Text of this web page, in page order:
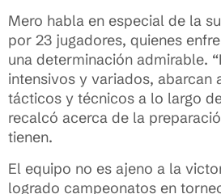
Mero habla en especial de la
por 23 jugadores, quienes
una determinación admirable.
intensivos y variados, abarcan
tácticos y técnicos a lo largo
recalcó acerca de la
tienen.
El equipo no es ajeno a la
logrado campeonatos en